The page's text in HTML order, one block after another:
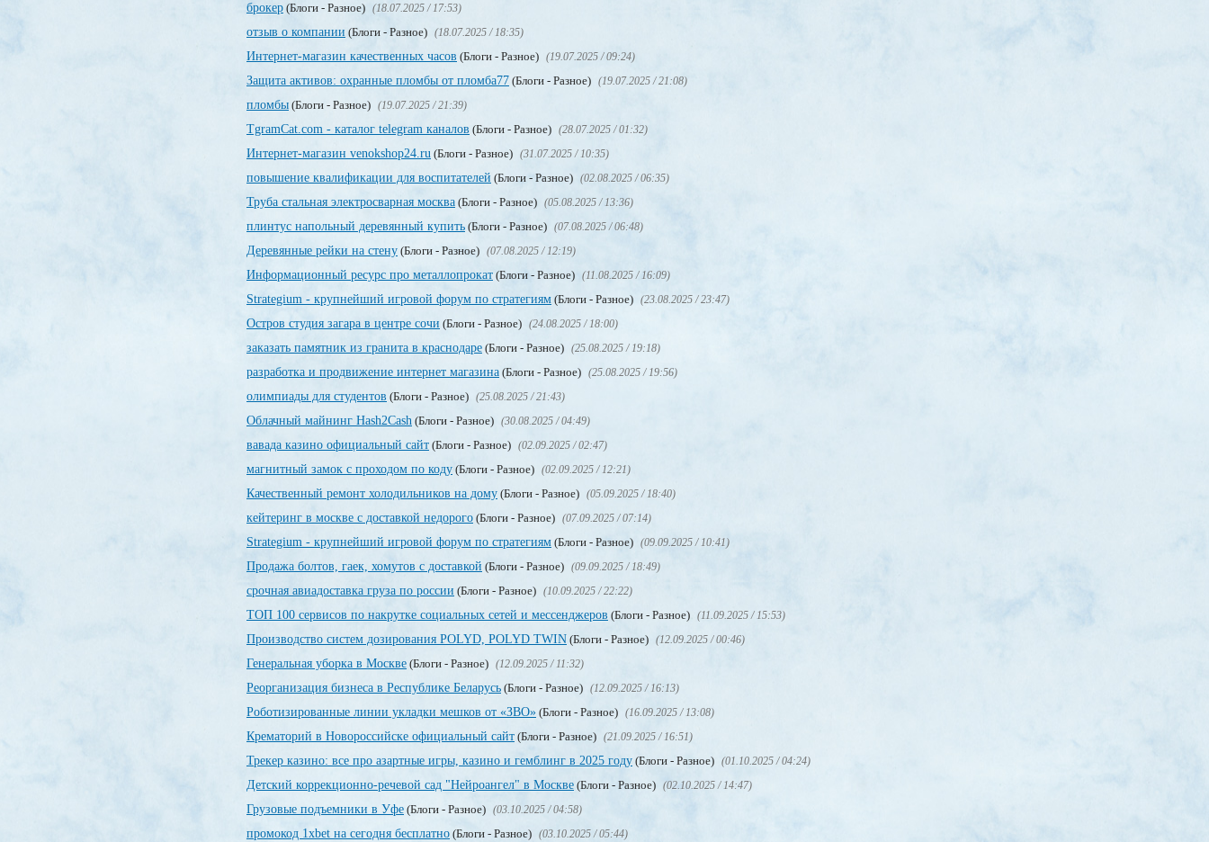
брокер (Блоги - Разное) (18.07.2025 / 17:53)
отзыв о компании (Блоги - Разное) (18.07.2025 / 18:35)
Интернет-магазин качественных часов (Блоги - Разное) (19.07.2025 / 09:24)
Защита активов: охранные пломбы от пломба77 (Блоги - Разное) (19.07.2025 / 21:08)
пломбы (Блоги - Разное) (19.07.2025 / 21:39)
TgramCat.com - каталог telegram каналов (Блоги - Разное) (28.07.2025 / 01:32)
Интернет-магазин venokshop24.ru (Блоги - Разное) (31.07.2025 / 10:35)
повышение квалификации для воспитателей (Блоги - Разное) (02.08.2025 / 06:35)
Труба стальная электросварная москва (Блоги - Разное) (05.08.2025 / 13:36)
плинтус напольный деревянный купить (Блоги - Разное) (07.08.2025 / 06:48)
Деревянные рейки на стену (Блоги - Разное) (07.08.2025 / 12:19)
Информационный ресурс про металлопрокат (Блоги - Разное) (11.08.2025 / 16:09)
Strategium - крупнейший игровой форум по стратегиям (Блоги - Разное) (23.08.2025 / 23:47)
Остров студия загара в центре сочи (Блоги - Разное) (24.08.2025 / 18:00)
заказать памятник из гранита в краснодаре (Блоги - Разное) (25.08.2025 / 19:18)
разработка и продвижение интернет магазина (Блоги - Разное) (25.08.2025 / 19:56)
олимпиады для студентов (Блоги - Разное) (25.08.2025 / 21:43)
Облачный майнинг Hash2Cash (Блоги - Разное) (30.08.2025 / 04:49)
вавада казино официальный сайт (Блоги - Разное) (02.09.2025 / 02:47)
магнитный замок с проходом по коду (Блоги - Разное) (02.09.2025 / 12:21)
Качественный ремонт холодильников на дому (Блоги - Разное) (05.09.2025 / 18:40)
кейтеринг в москве с доставкой недорого (Блоги - Разное) (07.09.2025 / 07:14)
Strategium - крупнейший игровой форум по стратегиям (Блоги - Разное) (09.09.2025 / 10:41)
Продажа болтов, гаек, хомутов с доставкой (Блоги - Разное) (09.09.2025 / 18:49)
срочная авиадоставка груза по россии (Блоги - Разное) (10.09.2025 / 22:22)
ТОП 100 сервисов по накрутке социальных сетей и мессенджеров (Блоги - Разное) (11.09.2025 / 15:53)
Производство систем дозирования POLYD, POLYD TWIN (Блоги - Разное) (12.09.2025 / 00:46)
Генеральная уборка в Москве (Блоги - Разное) (12.09.2025 / 11:32)
Реорганизация бизнеса в Республике Беларусь (Блоги - Разное) (12.09.2025 / 16:13)
Роботизированные линии укладки мешков от «ЗВО» (Блоги - Разное) (16.09.2025 / 13:08)
Крематорий в Новороссийске официальный сайт (Блоги - Разное) (21.09.2025 / 16:51)
Трекер казино: все про азартные игры, казино и гемблинг в 2025 году (Блоги - Разное) (01.10.2025 / 04:24)
Детский коррекционно-речевой сад "Нейроангел" в Москве (Блоги - Разное) (02.10.2025 / 14:47)
Грузовые подъемники в Уфе (Блоги - Разное) (03.10.2025 / 04:58)
промокод 1xbet на сегодня бесплатно (Блоги - Разное) (03.10.2025 / 05:44)